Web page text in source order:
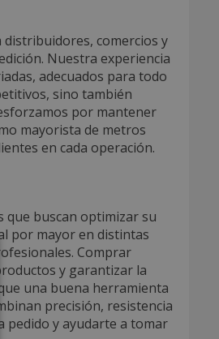
comercios y
Nuestra experiencia
adecuados para todo
sino también
por mantener
mayorista de metros
en cada operación.
que buscan optimizar su
por mayor en distintas
Comprar
y garantizar la
una buena herramienta
precisión, resistencia
pedido y ayudarte a tomar